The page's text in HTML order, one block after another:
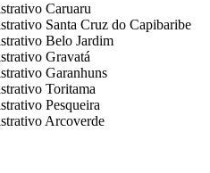
Caruaru
Santa Cruz do Capibaribe
Belo Jardim
Gravatá
Garanhuns
Toritama
Pesqueira
Arcoverde